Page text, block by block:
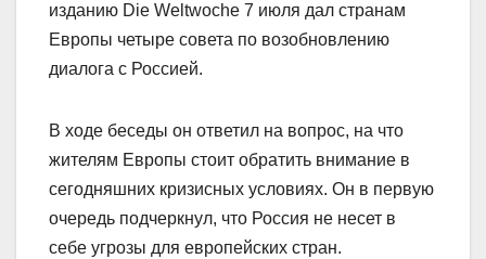
изданию Die Weltwoche 7 июля дал странам
Европы четыре совета по возобновлению
диалога с Россией.
В ходе беседы он ответил на вопрос, на что
жителям Европы стоит обратить внимание в
сегодняшних кризисных условиях. Он в первую
очередь подчеркнул, что Россия не несет в
себе угрозы для европейских стран.